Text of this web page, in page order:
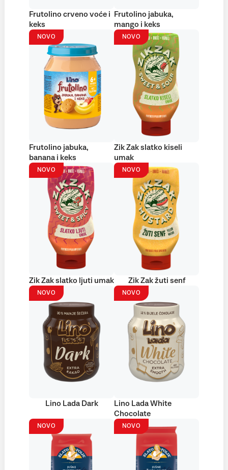
Frutolino crveno voće i
keks
Frutolino jabuka,
mango i keks
NOVO
Frutolino jabuka,
banana i keks
NOVO
Zik Zak slatko kiseli
umak
NOVO
Zik Zak slatko ljuti umak
NOVO
Zik Zak žuti senf
NOVO
Lino Lada Dark
NOVO
Lino Lada White
Chocolate
NOVO NOVO